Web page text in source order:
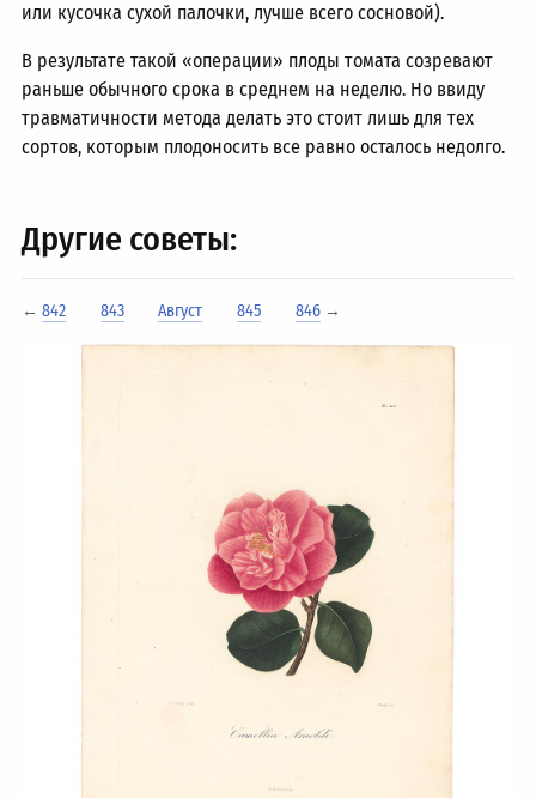
или кусочка сухой палочки, лучше всего сосновой).
В результате такой «операции» плоды томата созревают
раньше обычного срока в среднем на неделю. Но ввиду
травматичности метода делать это стоит лишь для тех
сортов, которым плодоносить все равно осталось недолго.
Другие советы:
←842 843 Август 845 846→